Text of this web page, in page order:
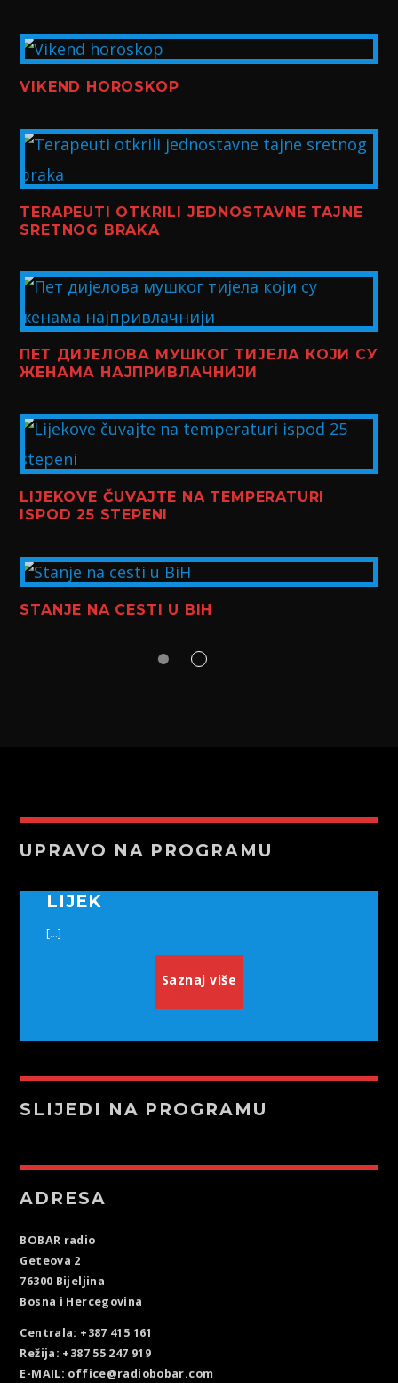
VIKEND HOROSKOP
TERAPEUTI OTKRILI JEDNOSTAVNE TAJNE
SRETNOG BRAKA
ПЕТ ДИЈЕЛОВА МУШКОГ ТИЈЕЛА КОЈИ СУ
ЖЕНАМА НАЈПРИВЛАЧНИЈИ
LIJEKOVE ČUVAJTE NA TEMPERATURI
ISPOD 25 STEPENI
STANJE NA CESTI U BIH
UPRAVO NA PROGRAMU
LIJEK
[...]
Saznaj više
SLIJEDI NA PROGRAMU
ADRESA
BOBAR radio
Geteova 2
76300 Bijeljina
Bosna i Hercegovina
Centrala: +387 415 161
Režija: +387 55 247 919
E-MAIL: office@radiobobar.com